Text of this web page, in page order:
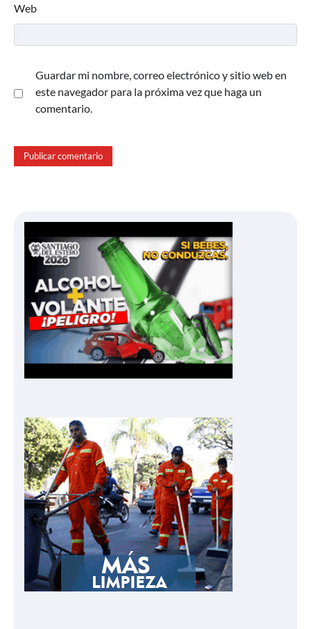
Web
Guardar mi nombre, correo electrónico y sitio web en
este navegador para la próxima vez que haga un
comentario.